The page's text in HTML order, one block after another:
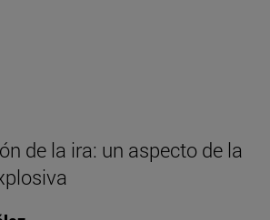
de la ira: un aspecto de la